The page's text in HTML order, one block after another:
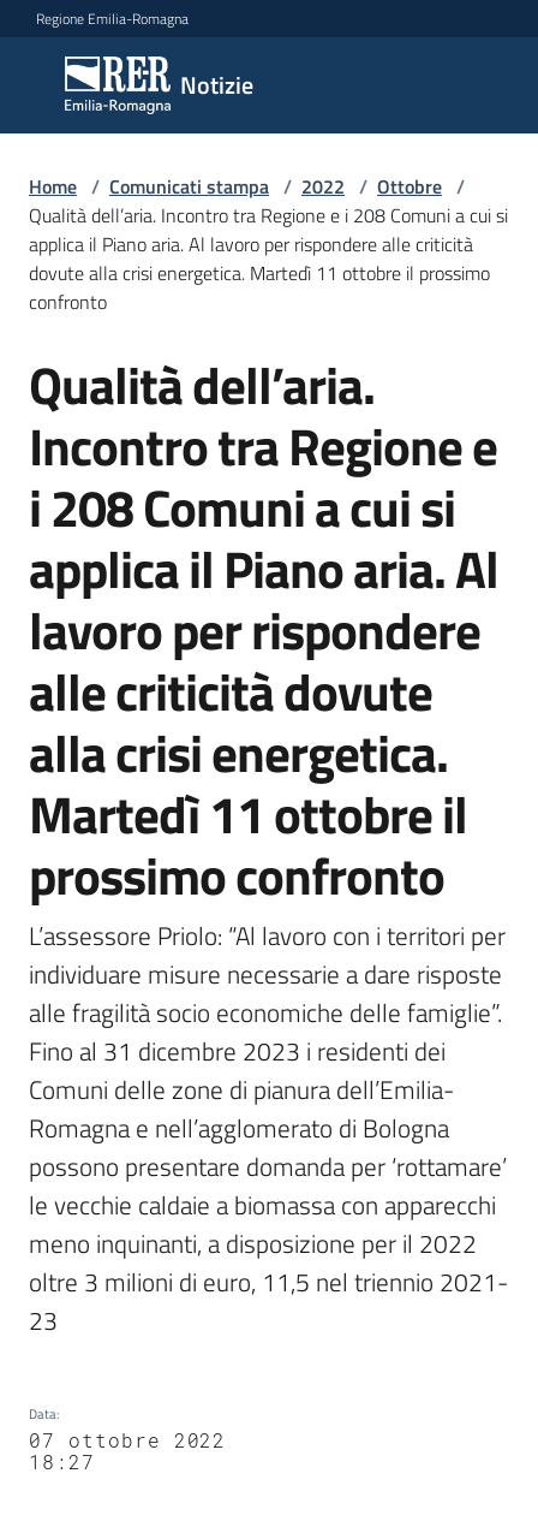
Vai al contenuto
Vai alla navigazione
Vai al footer
Regione Emilia-Romagna
Notizie
Notizie
Comunicati
stampa
Menu selezionato
Cerca
un
Risorse
Agenzia
di
informazione
e
comunicazione
Seguici
su
Home / Comunicati stampa / 2022 / Ottobre /
Qualità dell’aria. Incontro tra Regione e i 208 Comuni a cui si
applica il Piano aria. Al lavoro per rispondere alle criticità
dovute alla crisi energetica. Martedì 11 ottobre il prossimo
confronto
Salta al contenuto
Qualità dell’aria.
Incontro tra Regione e
i 208 Comuni a cui si
applica il Piano aria. Al
lavoro per rispondere
alle criticità dovute
alla crisi energetica.
Martedì 11 ottobre il
prossimo confronto
L’assessore Priolo: “Al lavoro con i territori per
individuare misure necessarie a dare risposte
alle fragilità socio economiche delle famiglie”.
Fino al 31 dicembre 2023 i residenti dei
Comuni delle zone di pianura dell’Emilia-
Romagna e nell’agglomerato di Bologna
possono presentare domanda per ‘rottamare’
le vecchie caldaie a biomassa con apparecchi
meno inquinanti, a disposizione per il 2022
oltre 3 milioni di euro, 11,5 nel triennio 2021-
23
Data:
07 ottobre 2022
18:27